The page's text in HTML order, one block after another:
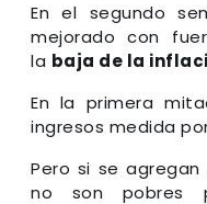
En el segundo
mejorado con
la baja de la
En la primera
ingresos medida
Pero si se
no son pobres